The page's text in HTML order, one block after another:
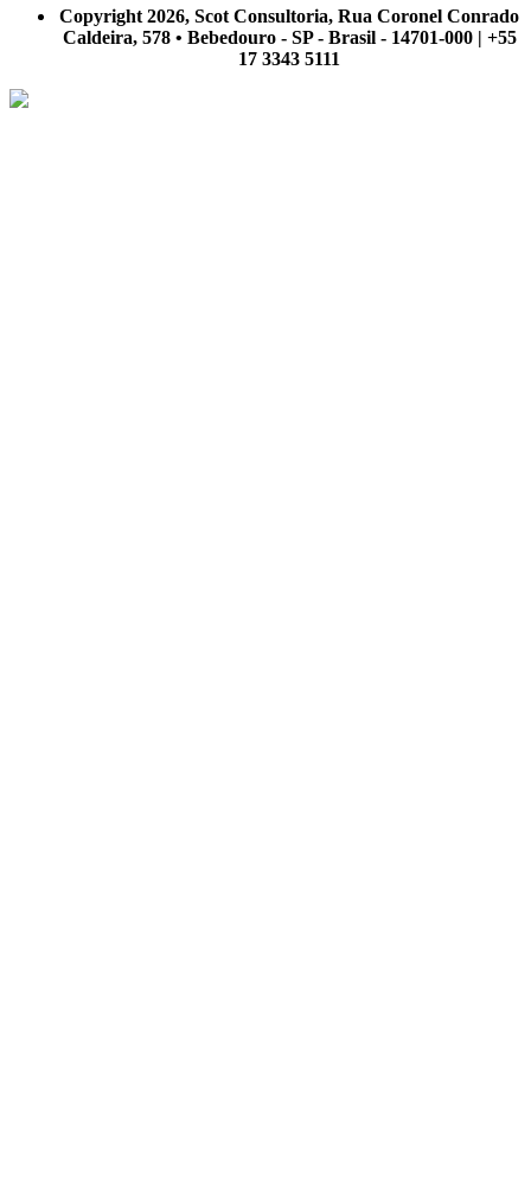
Copyright 2026, Scot Consultoria, Rua Coronel Conrado
Caldeira, 578 • Bebedouro - SP - Brasil - 14701-000 | +55
17 3343 5111